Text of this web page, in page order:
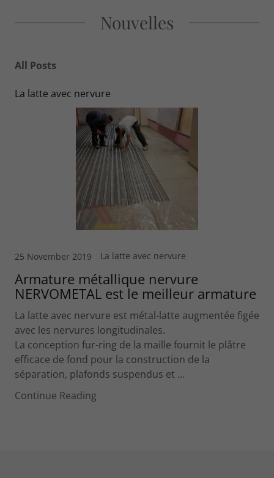
Nouvelles
All Posts
La latte avec nervure
25 November 2019 La latte avec nervure
Armature métallique nervure
NERVOMETAL est le meilleur armature
La latte avec nervure est métal-latte augmentée figée
avec les nervures longitudinales.
La conception fur-ring de la maille fournit le plâtre
efficace de fond pour la construction de la
séparation, plafonds suspendus et ...
Continue Reading